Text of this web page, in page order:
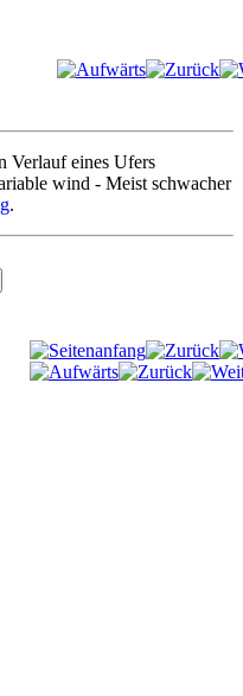
Verlauf eines Ufers
wind - Meist schwacher
.